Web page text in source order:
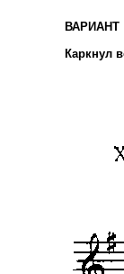
ВАРИАНТ
Каркнул